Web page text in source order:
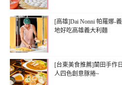
[高雄]Dai Nonni 帕羅娜-
地好吃高雄義大利麵
[台東美食推薦]蘭田手作
人四色創意豚捲~